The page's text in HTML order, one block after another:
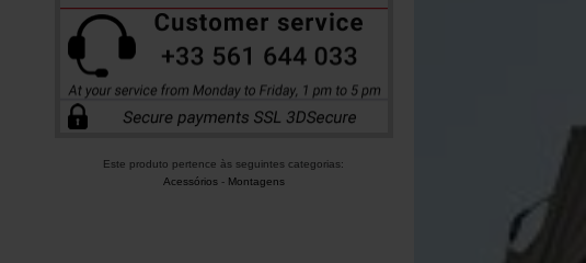
Este produto pertence às seguintes categorias:
Acessórios- Montagens